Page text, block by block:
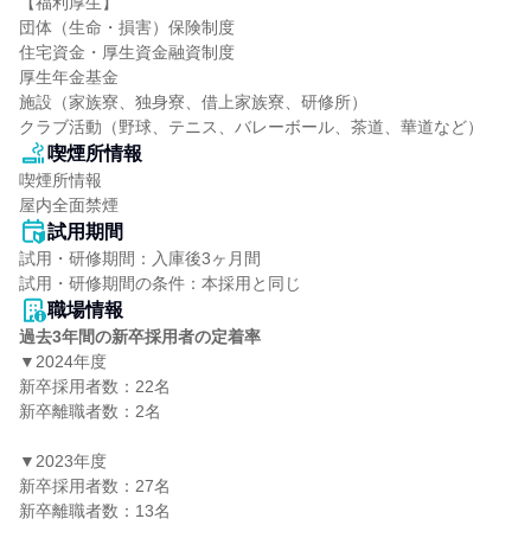
団体（生命・損害）保険制度
住宅資金・厚生資金融資制度
厚生年金基金
施設（家族寮、独身寮、借上家族寮、研修所）
クラブ活動（野球、テニス、バレーボール、茶道、華道など）
喫煙所情報
喫煙所情報
屋内全面禁煙
試用期間
試用・研修期間：入庫後3ヶ月間
職場情報
過去3年間の新卒採用者の定着率
▼2024年度
新卒採用者数：22名
新卒離職者数：2名
▼2023年度
新卒採用者数：27名
新卒離職者数：13名